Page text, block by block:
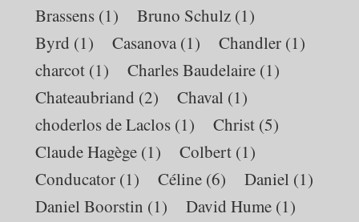
Brassens (1) Bruno Schulz (1)
Byrd (1) Casanova (1) Chandler (1)
charcot (1) Charles Baudelaire (1)
Chateaubriand (2) Chaval (1)
choderlos de Laclos (1) Christ (5)
Claude Hagège (1) Colbert (1)
Conducator (1) Céline (6) Daniel (1)
Daniel Boorstin (1) David Hume (1)